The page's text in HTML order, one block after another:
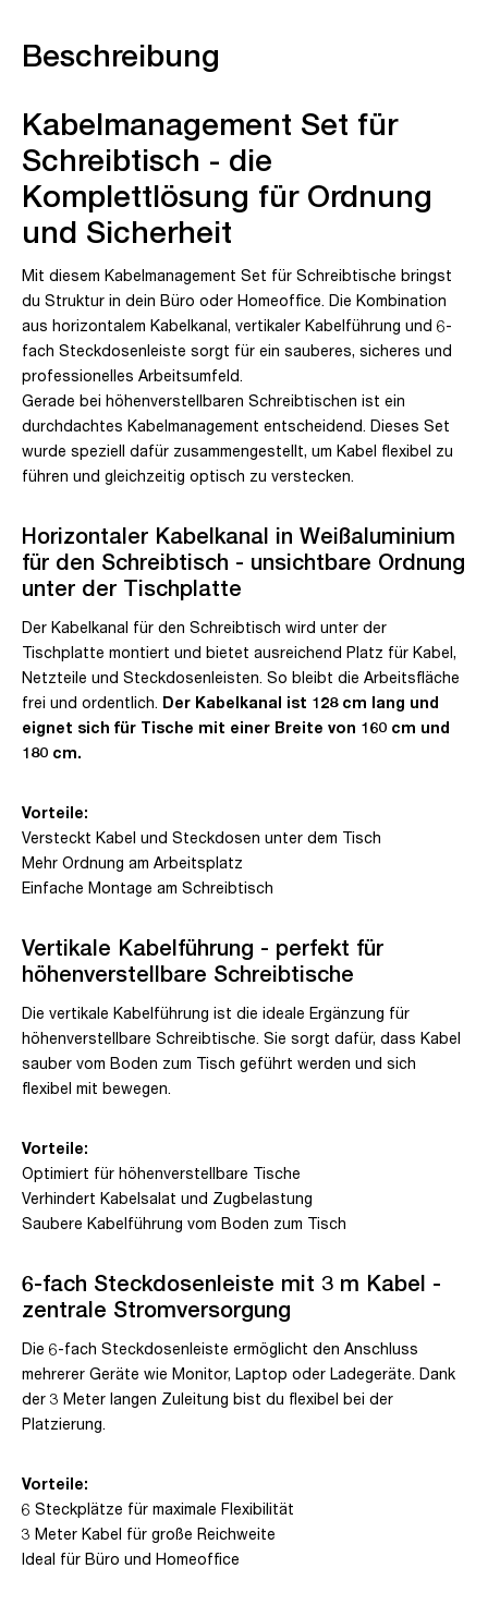
Beschreibung
Kabelmanagement Set für
Schreibtisch - die
Komplettlösung für Ordnung
und Sicherheit
Mit diesem Kabelmanagement Set für Schreibtische bringst
du Struktur in dein Büro oder Homeoffice. Die Kombination
aus horizontalem Kabelkanal, vertikaler Kabelführung und 6-
fach Steckdosenleiste sorgt für ein sauberes, sicheres und
professionelles Arbeitsumfeld.
Gerade bei höhenverstellbaren Schreibtischen ist ein
durchdachtes Kabelmanagement entscheidend. Dieses Set
wurde speziell dafür zusammengestellt, um Kabel flexibel zu
führen und gleichzeitig optisch zu verstecken.
Horizontaler Kabelkanal in Weißaluminium
für den Schreibtisch - unsichtbare Ordnung
unter der Tischplatte
Der Kabelkanal für den Schreibtisch wird unter der
Tischplatte montiert und bietet ausreichend Platz für Kabel,
Netzteile und Steckdosenleisten. So bleibt die Arbeitsfläche
frei und ordentlich. Der Kabelkanal ist 128 cm lang und
eignet sich für Tische mit einer Breite von 160 cm und
180 cm.
Vorteile:
Versteckt Kabel und Steckdosen unter dem Tisch
Mehr Ordnung am Arbeitsplatz
Einfache Montage am Schreibtisch
Vertikale Kabelführung - perfekt für
höhenverstellbare Schreibtische
Die vertikale Kabelführung ist die ideale Ergänzung für
höhenverstellbare Schreibtische. Sie sorgt dafür, dass Kabel
sauber vom Boden zum Tisch geführt werden und sich
flexibel mit bewegen.
Vorteile:
Optimiert für höhenverstellbare Tische
Verhindert Kabelsalat und Zugbelastung
Saubere Kabelführung vom Boden zum Tisch
6-fach Steckdosenleiste mit 3 m Kabel -
zentrale Stromversorgung
Die 6-fach Steckdosenleiste ermöglicht den Anschluss
mehrerer Geräte wie Monitor, Laptop oder Ladegeräte. Dank
der 3 Meter langen Zuleitung bist du flexibel bei der
Platzierung.
Vorteile:
6 Steckplätze für maximale Flexibilität
3 Meter Kabel für große Reichweite
Ideal für Büro und Homeoffice